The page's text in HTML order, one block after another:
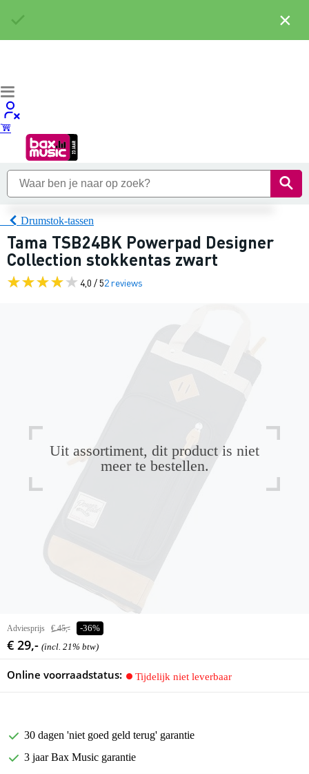
Drumstok-tassen
Tama TSB24BK Powerpad Designer
Collection stokkentas zwart
4,0 / 52 reviews
Uit assortiment, dit product is niet
meer te bestellen.
Adviesprijs € 45,- -36%
€ 29,- (incl. 21% btw)
Online voorraadstatus: Tijdelijk niet leverbaar
30 dagen 'niet goed geld terug' garantie
3 jaar Bax Music garantie
×